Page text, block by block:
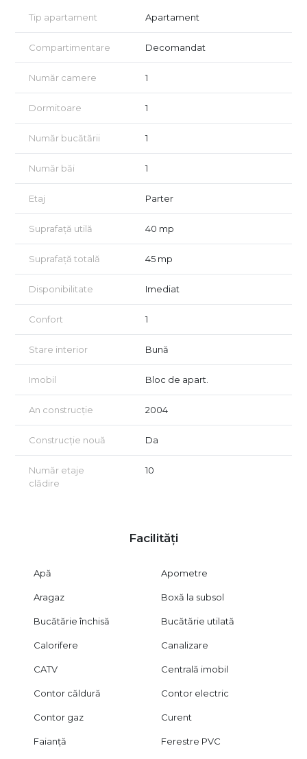
Pentru mai multe detalii și vizionari, mă puteți contacta la
Tip apartament Apartament
Compartimentare Decomandat
Număr camere 1
Dormitoare 1
Număr bucătării 1
Număr băi 1
Etaj Parter
Suprafață utilă 40 mp
Suprafață totală 45 mp
Disponibilitate Imediat
Confort 1
Stare interior Bună
Imobil Bloc de apart.
An construcție 2004
Construcție nouă Da
Număr etaje
clădire
10
Facilități
Apă Apometre
Aragaz Boxă la subsol
Bucătărie închisă Bucătărie utilată
Calorifere Canalizare
CATV Centrală imobil
Contor căldură Contor electric
Contor gaz Curent
Faianță Ferestre PVC